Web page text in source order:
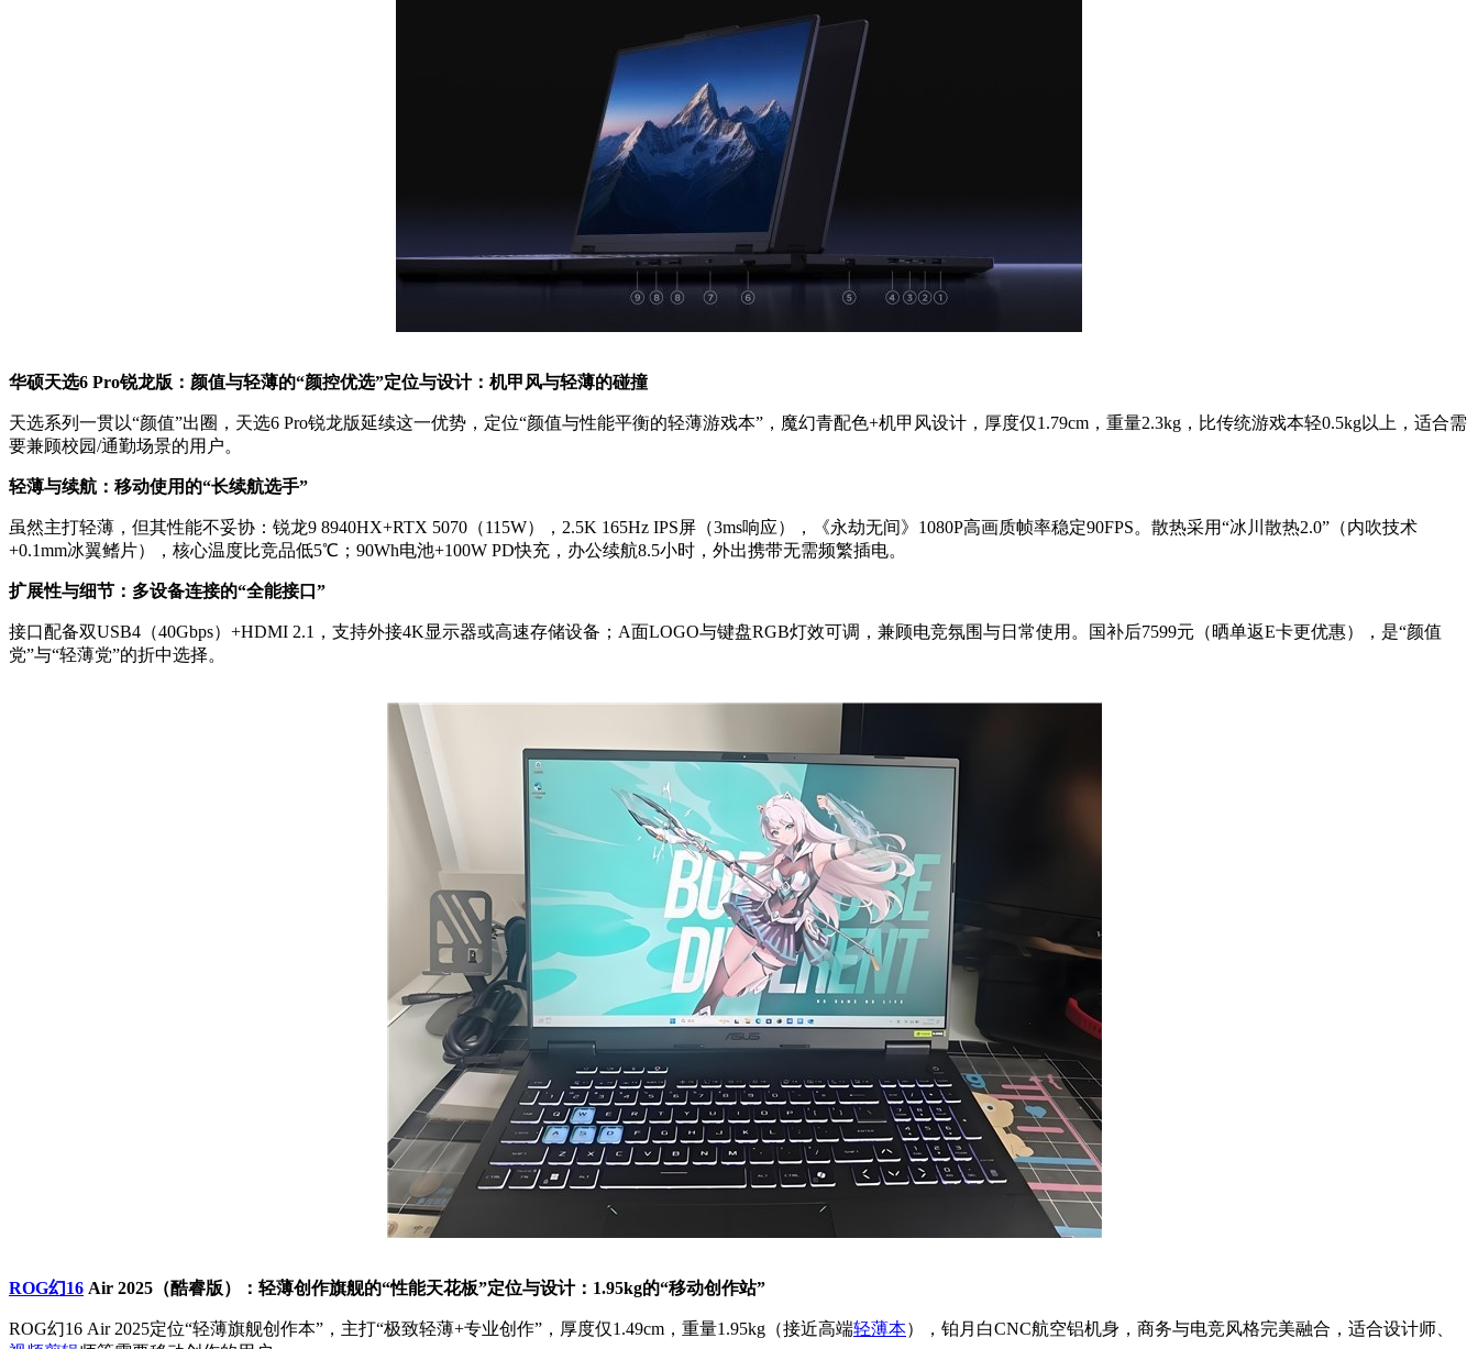
华硕天选6 Pro锐龙版：颜值与轻薄的“颜控优选”定位与设计：机甲风与轻薄的碰撞
天选系列一贯以“颜值”出圈，天选6 Pro锐龙版延续这一优势，定位“颜值与性能平衡的轻薄游戏本”，魔幻青配色+机甲风设计，厚度仅1.79cm，重量2.3kg，比传统游戏本轻0.5kg以上，适合需
要兼顾校园/通勤场景的用户。
轻薄与续航：移动使用的“长续航选手”
虽然主打轻薄，但其性能不妥协：锐龙9 8940HX+RTX 5070（115W），2.5K 165Hz IPS屏（3ms响应），《永劫无间》1080P高画质帧率稳定90FPS。散热采用“冰川散热2.0”（内吹技术
+0.1mm冰翼鳍片），核心温度比竞品低5℃；90Wh电池+100W PD快充，办公续航8.5小时，外出携带无需频繁插电。
扩展性与细节：多设备连接的“全能接口”
接口配备双USB4（40Gbps）+HDMI 2.1，支持外接4K显示器或高速存储设备；A面LOGO与键盘RGB灯效可调，兼顾电竞氛围与日常使用。国补后7599元（晒单返E卡更优惠），是“颜值
党”与“轻薄党”的折中选择。
ROG幻16 Air 2025（酷睿版）：轻薄创作旗舰的“性能天花板”定位与设计：1.95kg的“移动创作站”
ROG幻16 Air 2025定位“轻薄旗舰创作本”，主打“极致轻薄+专业创作”，厚度仅1.49cm，重量1.95kg（接近高端轻薄本），铂月白CNC航空铝机身，商务与电竞风格完美融合，适合设计师、